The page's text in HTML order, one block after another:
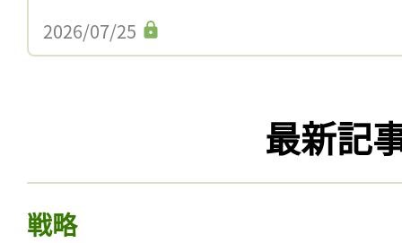
2026/07/25
最新記
戦略